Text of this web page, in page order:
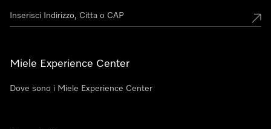
Miele Experience Center
Dove sono i Miele Experience Center